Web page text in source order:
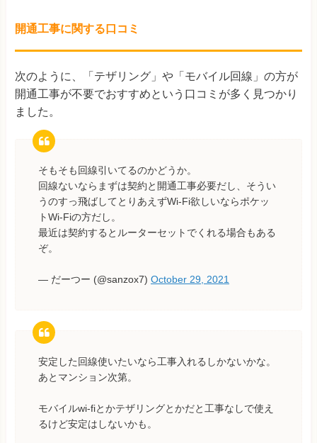
開通工事に関する口コミ
次のように、「テザリング」や「モバイル回線」の方が
開通工事が不要でおすすめという口コミが多く見つかり
ました。
そもそも回線引いてるのかどうか。
回線ないならまずは契約と開通工事必要だし、そうい
うのすっ飛ばしてとりあえずWi-Fi欲しいならポケッ
トWi-Fiの方だし。
最近は契約するとルーターセットでくれる場合もある
ぞ。
— だーつー (@sanzox7) October 29, 2021
安定した回線使いたいなら工事入れるしかないかな。
あとマンション次第。
モバイルwi-fiとかテザリングとかだと工事なしで使え
るけど安定はしないかも。